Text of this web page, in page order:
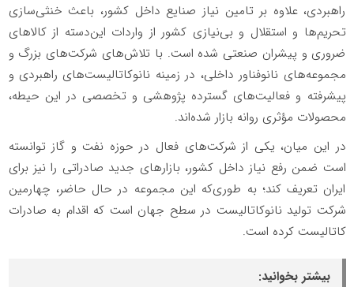
راهبردی، علاوه بر تامین نیاز صنایع داخل کشور، باعث خنثی‌سازی
تحریم‌ها و استقلال و بی‌نیازی کشور از واردات این‌دسته از کالاهای
ضروری و پیشران صنعتی شده است. با تلاش‌های شرکت‌های بزرگ و
مجموعه‌های نانوفناور داخلی، در زمینه نانوکاتالیست‌های راهبردی و
پیشرفته و فعالیت‌های گسترده پژوهشی و تخصصی در این حیطه،
محصولات مؤثری روانه بازار شده‌اند.
در این میان، یکی از شرکت‌های فعال در حوزه نفت و گاز توانسته
است ضمن رفع نیاز داخل کشور، بازارهای جدید صادراتی را نیز برای
ایران تعریف کند؛ به طوری‌که این مجموعه در حال حاضر، چهارمین
شرکت تولید نانوکاتالیست در سطح جهان است که اقدام به صادرات
کاتالیست کرده است.
بیشتر بخوانید: